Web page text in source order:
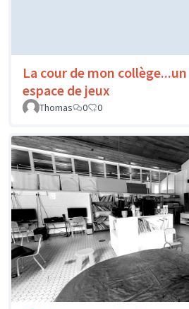
La cour de mon collège...un
espace de jeux
Thomas
0 0